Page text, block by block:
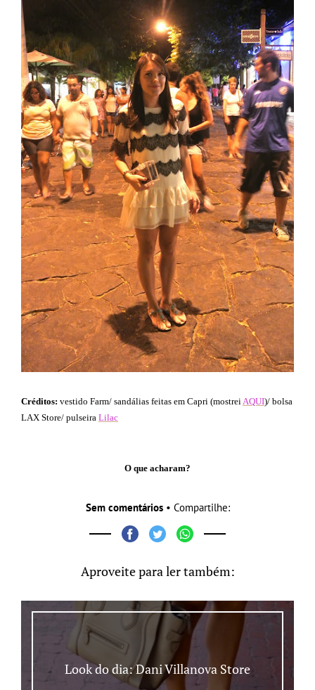
Créditos: vestido Farm/ sandálias feitas em Capri (mostrei AQUI)/ bolsa
LAX Store/ pulseira Lilac
O que acharam?
Sem comentários• Compartilhe:
Aproveite para ler também:
Look do dia: Dani Villanova Store